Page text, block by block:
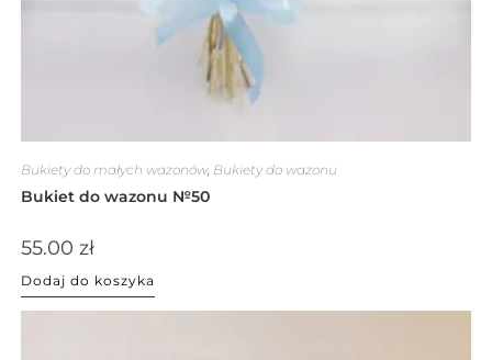
Bukiety do małych wazonów, Bukiety do wazonu
Bukiet do wazonu №50
55.00 zł
Dodaj do koszyka